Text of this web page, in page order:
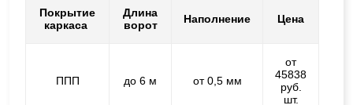
Покрытие
каркаса
Длина
ворот
Наполнение Цена
ППП до 6 м от 0,5 мм
от
45838
руб.
шт.